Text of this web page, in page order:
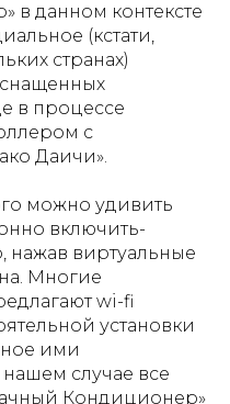
в данном контексте
(кстати,
странах)
в процессе
с
Даичи».
можно удивить
включить-
виртуальные
Многие
wi-fi
установки
ими
случае все
Кондиционер»